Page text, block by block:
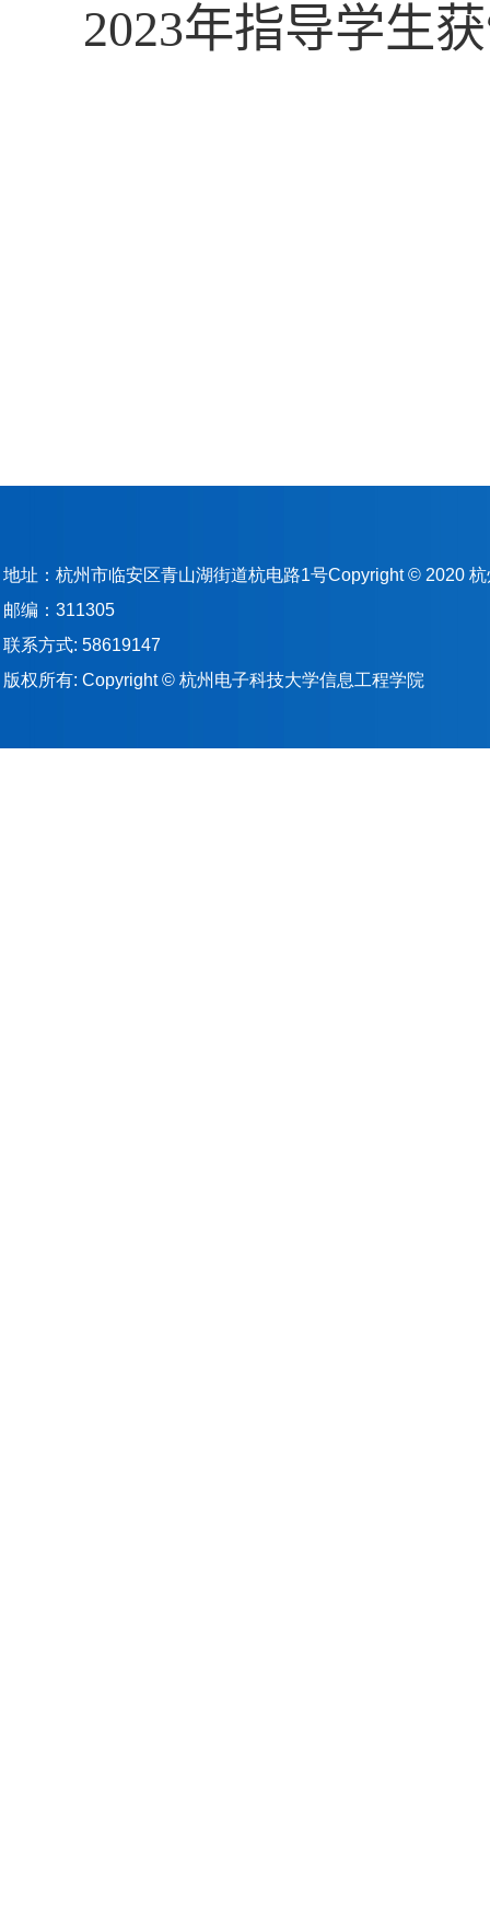
2023年指导学生
地址：杭州市临安区青山湖街道杭电路1号Copyright © 2020
邮编：311305
联系方式: 58619147
版权所有: Copyright © 杭州电子科技大学信息工程学院